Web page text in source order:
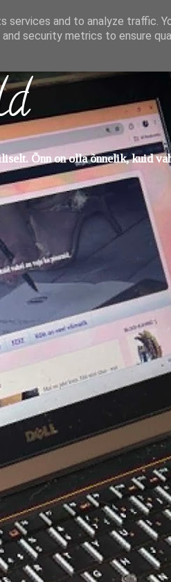
Õnn on olla õnnelik, kuid
and to analyze traffic.
security metrics to ensure